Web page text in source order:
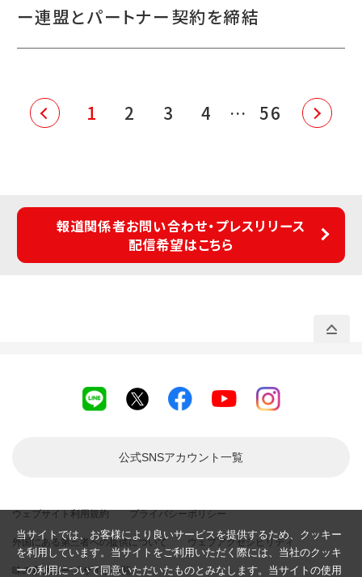
ー連盟とパートナー契約を締結
1 2 3 4 … 56
報道関係者お問い合わせ・プレスリリース
配信希望はこちら
ウェブサイト利用規約 プライバシーポリシー
外国にある第三者への提供について ウェブアクセシビリティ
味の素グループ サイト一覧
公式SNSアカウント一覧
当サイトでは、お客様により良いサービスを提供するため、クッキー
を利用しています。当サイトをご利用いただく際には、当社のクッキ
ーの利用について同意いただいたものとみなします。当サイトの使用